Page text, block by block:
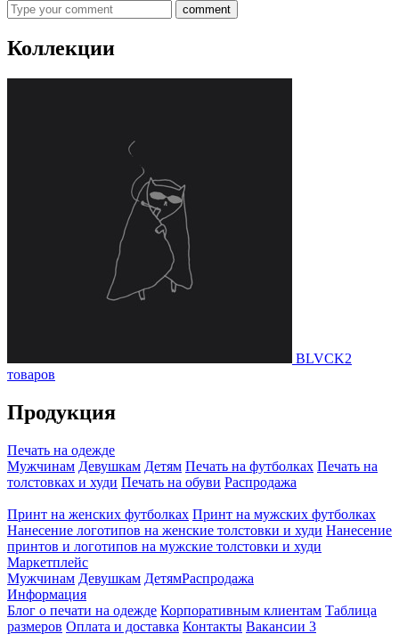
comment
Коллекции
BLVCK2
товаров
Продукция
Печать на одежде
Мужчинам Девушкам Детям Печать на футболках Печать на
толстовках и худи Печать на обуви Распродажа
Принт на женских футболках Принт на мужских футболках
Нанесение логотипов на женские толстовки и худи Нанесение
принтов и логотипов на мужские толстовки и худи
Маркетплейс
Мужчинам Девушкам ДетямРаспродажа
Информация
Блог о печати на одежде Корпоративным клиентам Таблица
размеров Оплата и доставка Контакты Вакансии 3